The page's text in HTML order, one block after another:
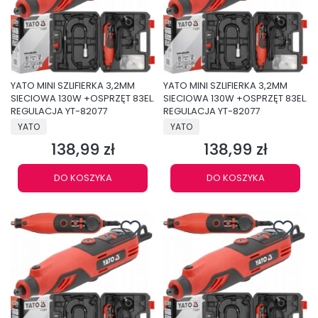
YATO MINI SZLIFIERKA 3,2MM
SIECIOWA 130W +OSPRZĘT 83EL.
REGULACJA YT-82077
PRODUCENT
YATO
Cena
138,99 zł
DO KOSZYKA
YATO MINI SZLIFIERKA 3,2MM
SIECIOWA 130W +OSPRZĘT 83EL.
REGULACJA YT-82077
PRODUCENT
YATO
Cena
138,99 zł
DO KOSZYKA